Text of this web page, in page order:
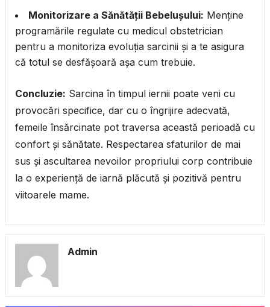
Monitorizare a Sănătății Bebelușului: Menține
programările regulate cu medicul obstetrician
pentru a monitoriza evoluția sarcinii și a te asigura
că totul se desfășoară așa cum trebuie.
Concluzie: Sarcina în timpul iernii poate veni cu
provocări specifice, dar cu o îngrijire adecvată,
femeile însărcinate pot traversa această perioadă cu
confort și sănătate. Respectarea sfaturilor de mai
sus și ascultarea nevoilor propriului corp contribuie
la o experiență de iarnă plăcută și pozitivă pentru
viitoarele mame.
Admin